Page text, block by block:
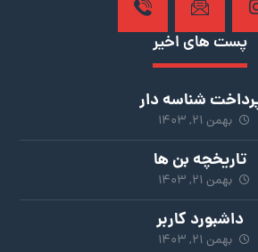
پست های اخیر
شناسه دار
بهمن ۲۱, ۱۴۰۳
تاریخچه بن ها
بهمن ۲۱, ۱۴۰۳
داشبورد کاربر
بهمن ۲۱, ۱۴۰۳